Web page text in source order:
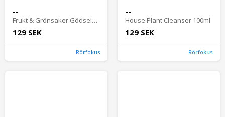
--
Frukt & Grönsaker Gödselmedel 1L
129 SEK
Rörfokus
--
House Plant Cleanser 100ml
129 SEK
Rörfokus